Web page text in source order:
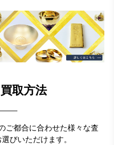
取方法
ご都合に合わせた様々な査
びいただけます。